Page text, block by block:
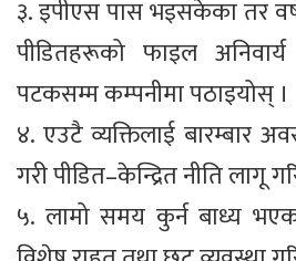
३. इपीएस पास भइसकेका तर
पीडितहरूको फाइल
पटकसम्म कम्पनीमा पठाइयोस् ।
४. एउटै व्यक्तिलाई बारम्बार
गरी पीडित–केन्द्रित नीति लागू
५. लामो समय कुर्न बाध्य